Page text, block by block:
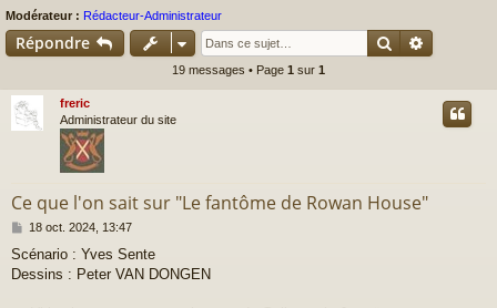
Modérateur : Rédacteur-Administrateur
Répondre Rechercher
19 messages • Page 1 sur 1
freric
Administrateur du site
Ce que l'on sait sur "Le fantôme de Rowan House"
M
s
s
18 oct. 2024, 13:47
Scénario : Yves Sente
Dessins : Peter VAN DONGEN